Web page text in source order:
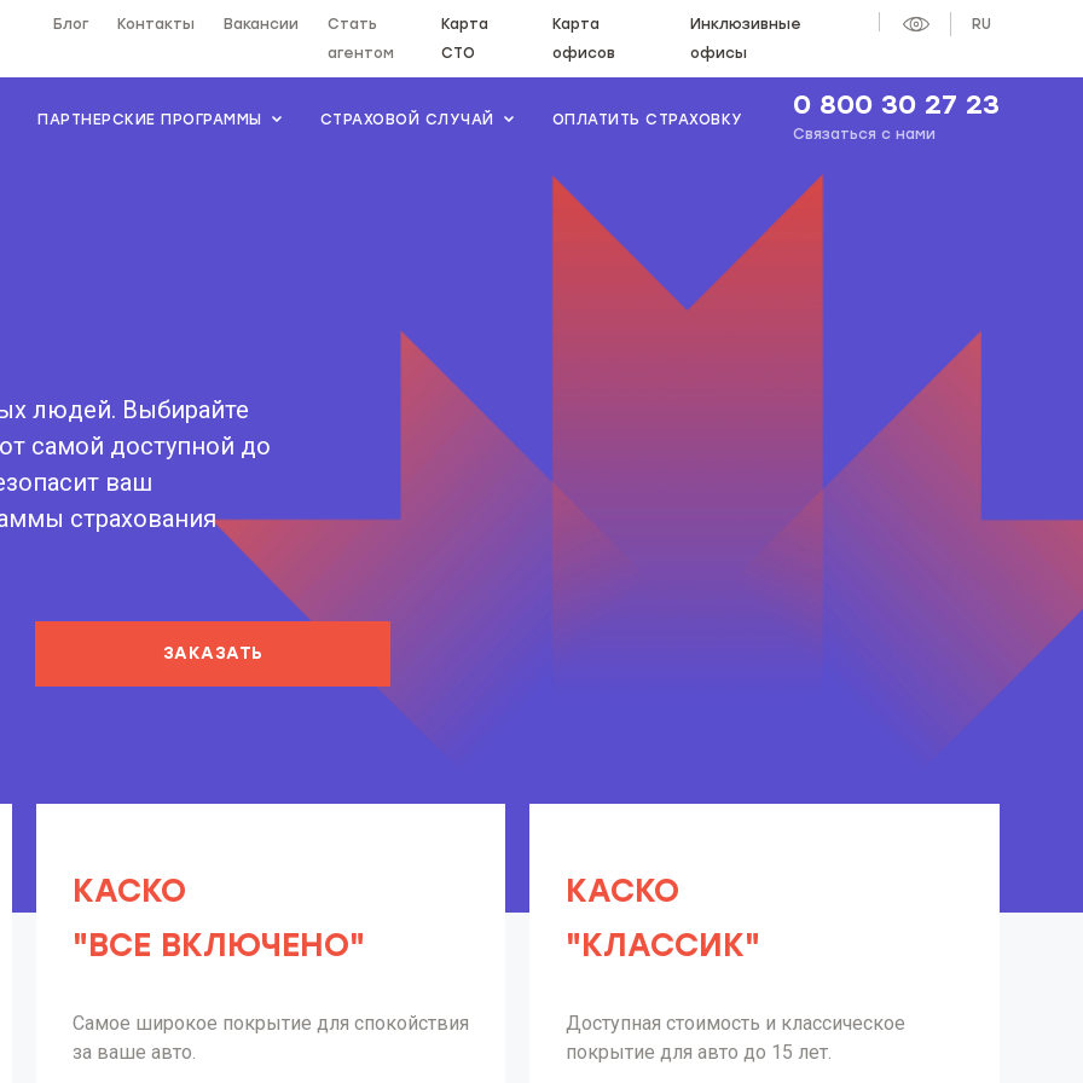
Блог Контакты Вакансии
Стать
агентом
Карта
СТО
Карта
офисов
Инклюзивные
офисы
RU
ПАРТНЕРСКИЕ ПРОГРАММЫ СТРАХОВОЙ СЛУЧАЙ ОПЛАТИТЬ СТРАХОВКУ 0 800 30 27 23
Связаться с нами
людей. Выбирайте
самой доступной до
ваш
страхования
ЗАКАЗАТЬ
КАСКО
"ВСЕ ВКЛЮЧЕНО"
Самое широкое покрытие для спокойствия
за ваше авто.
КАСКО
"КЛАССИК"
Доступная стоимость и классическое
покрытие для авто до 15 лет.